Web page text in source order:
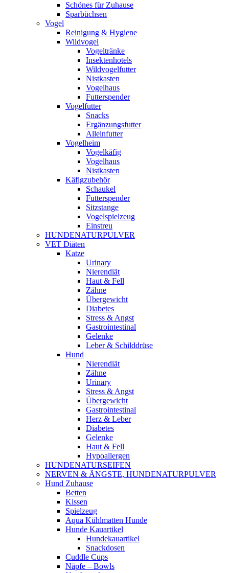
Schönes für Zuhause
Sparbüchsen
Vogel
Reinigung & Hygiene
Wildvogel
Vogeltränke
Insektenhotels
Wildvogelfutter
Nistkasten
Vogelhaus
Futterspender
Vogelfutter
Snacks
Ergänzungsfutter
Alleinfutter
Vogelheim
Vogelkäfig
Vogelhaus
Nistkasten
Käfigzubehör
Schaukel
Futterspender
Sitzstange
Vogelspielzeug
Einstreu
HUNDENATURPULVER
VET Diäten
Katze
Urinary
Nierendiät
Haut & Fell
Zähne
Übergewicht
Diabetes
Stress & Angst
Gastrointestinal
Gelenke
Leber & Schilddrüse
Hund
Nierendiät
Zähne
Urinary
Stress & Angst
Übergewicht
Gastrointestinal
Herz & Leber
Diabetes
Gelenke
Haut & Fell
Hypoallergen
HUNDENATURSEIFEN
NERVEN & ÄNGSTE, HUNDENATURPULVER
Hund Zuhause
Betten
Kissen
Spielzeug
Aqua Kühlmatten Hunde
Hunde Kauartikel
Hundekauartikel
Snackdosen
Cuddle Cups
Näpfe – Bowls